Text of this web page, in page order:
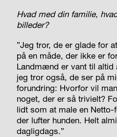
Hvad med din familie,
billeder?
”Jeg tror, de er glade for
på en måde, der ikke er
Landmænd er vant til altid
jeg tror også, de ser på
forundring: Hvorfor vil
noget, der er så trivielt?
lidt som at male en Netto-
der lufter hunden. Helt
dagligdags.”